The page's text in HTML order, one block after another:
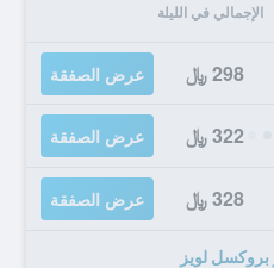
الإجمالي في الليلة
298 ﷼ عرض الصفقة
322 ﷼ عرض الصفقة
328 ﷼ عرض الصفقة